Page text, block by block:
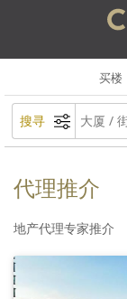
买楼
搜寻
代理推介
地产代理专家推介